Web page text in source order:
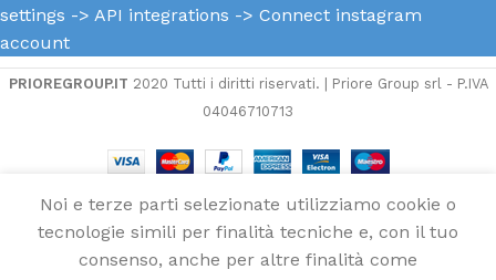
settings -> API integrations -> Connect instagram
account
PRIOREGROUP.IT 2020 Tutti i diritti riservati. | Priore Group srl - P.IVA
04046710713
Noi e terze parti selezionate utilizziamo cookie o
tecnologie simili per finalità tecniche e, con il tuo
consenso, anche per altre finalità come
Manometro
contanodi
70 Uflex
60,00 €
1
disponibili
CompareCart